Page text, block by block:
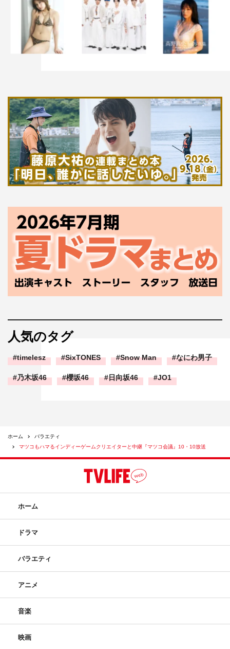
人気のタグ
timelesz SixTONES Snow Man なにわ男子
乃木坂46 櫻坂46 日向坂46 JO1
ホーム
バラエティ
マツコもハマるインディーゲームクリエイターと中継『マツコ会議』10・10放送
ホーム
ドラマ
バラエティ
アニメ
音楽
映画